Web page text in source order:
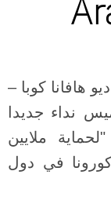
07 مايو/أيار 2020 (راديو هافانا كوبا –
نداء جديدا
"لحماية ملايين
في دول